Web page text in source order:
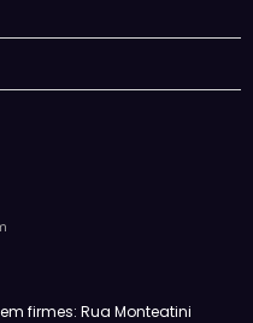
firmes: Rua Monteatini